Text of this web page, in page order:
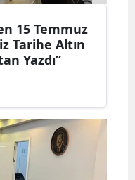
15 Temmuz
Tarihe Altın
Yazdı”